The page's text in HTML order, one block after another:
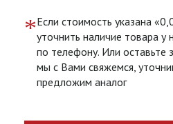
*Если стоимость указана
уточнить наличие товара
по телефону. Или оставьте
мы с Вами свяжемся,
предложим аналог